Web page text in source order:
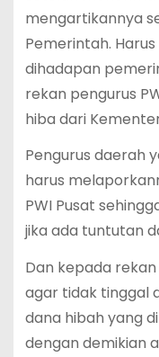
mengartikannya
Pemerintah.
dihadapan
rekan pengurus
hiba dari
Pengurus daerah
harus
PWI Pusat
jika ada tuntutan
Dan kepada
agar tidak tinggal
dana hibah yang
dengan demikian